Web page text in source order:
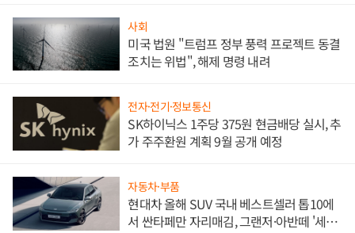
사회
미국 법원 "트럼프 정부 풍력 프로젝트 동결
조치는 위법", 해제 명령 내려
전자·전기·정보통신
SK하이닉스 1주당 375원 현금배당 실시, 추
가 주주환원 계획 9월 공개 예정
자동차·부품
현대차 올해 SUV 국내 베스트셀러 톱10에
서 싼타페만 자리매김, 그랜저·아반떼 '세단